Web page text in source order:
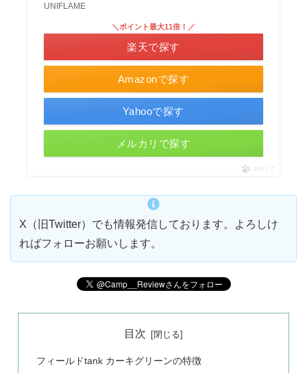
UNIFLAME
Amazonで探す
＼ポイント最大11倍！／
楽天で探す
Yahooで探す
メルカリで探す
ポチップ
X（旧Twitter）でも情報発信しております。よろしけ
ればフォローお願いします。
目次
フィールドtank カーキグリーンの特徴